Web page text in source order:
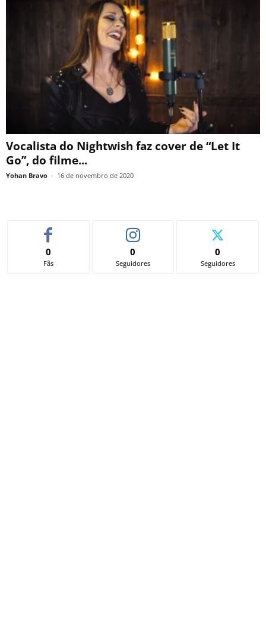
Vocalista do Nightwish faz cover de “Let It
Go”, do filme...
Yohan Bravo - 16 de novembro de 2020
0
Fãs
0
Seguidores
0
Seguidores